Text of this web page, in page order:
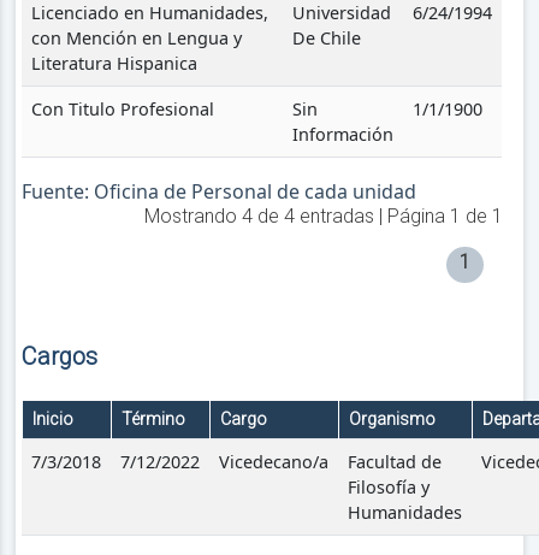
Licenciado en Humanidades,
con Mención en Lengua y
Literatura Hispanica
Universidad
De Chile
6/24/1994
Con Titulo Profesional
Sin
Información
1/1/1900
Fuente: Oficina de Personal de cada unidad
Mostrando 4de 4entradas | Página 1 de 1
1
Cargos
Inicio Término Cargo Organismo
7/3/2018 7/12/2022 Vicedecano/a
Facultad de
Filosofía y
Humanidades